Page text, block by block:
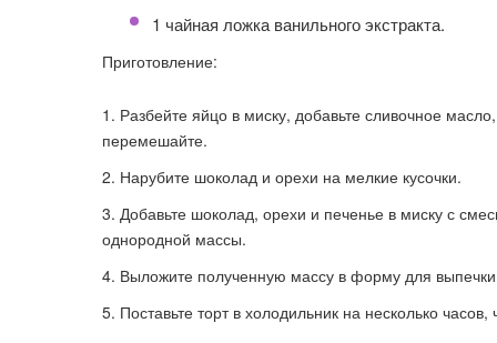
1 чайная ложка ванильного экстракта.
Приготовление:
Разбейте яйцо в миску, добавьте сливочное
перемешайте.
Нарубите шоколад и орехи на мелкие кусочки.
Добавьте шоколад, орехи и печенье в миску с
однородной массы.
Выложите полученную массу в форму для
Поставьте торт в холодильник на несколько